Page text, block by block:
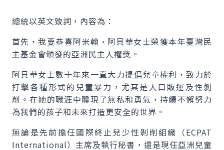
總統以英文致詞，內容為：
首先，我要恭喜阿米翰•阿貝華女士榮獲本年臺灣民
主基金會頒發的亞洲民主人權獎。
阿貝華女士數十年來一直大力提倡兒童權利，致力於
打擊各種形式的兒童暴力，尤其是人口販運及性剝
削。在她的職涯中體現了無私和勇氣，持續不懈努力
為我們的孩子和未來打造更安全的世界。
無論是先前擔任國際終止兒少性剝削組織（ECPAT
International）主席及執行秘書，還是現任亞洲兒童